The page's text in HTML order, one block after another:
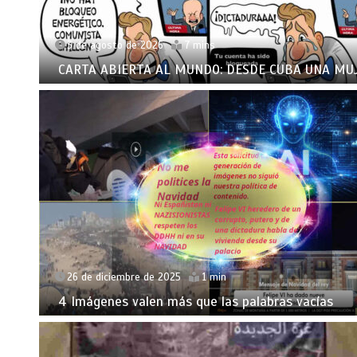
3 de agosto de 2026 7 mins
CARTA ABIERTA AL MUNDO: DESDE CUBA UNA
26 de diciembre de 2025 1 min
4 Imágenes valen más que las palabras vacías